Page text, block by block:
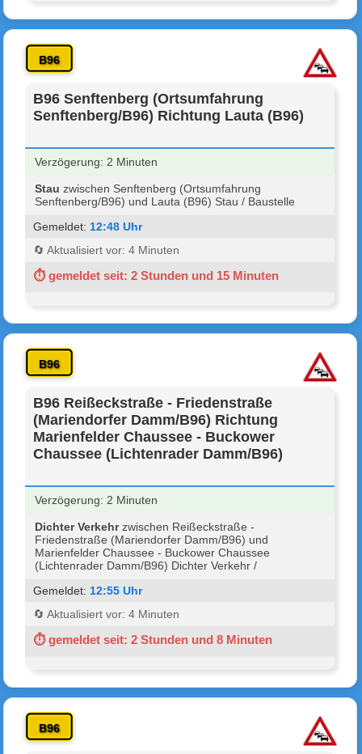
B96
B96 Senftenberg (Ortsumfahrung
Senftenberg/B96) Richtung Lauta (B96)
Verzögerung: 2 Minuten
Stau zwischen Senftenberg (Ortsumfahrung
Senftenberg/B96) und Lauta (B96) Stau / Baustelle
Gemeldet: 12:48 Uhr
🔄 Aktualisiert vor: 4 Minuten
⏱ gemeldet seit: 2 Stunden und 15 Minuten
B96
B96 Reißeckstraße - Friedenstraße
(Mariendorfer Damm/B96) Richtung
Marienfelder Chaussee - Buckower
Chaussee (Lichtenrader Damm/B96)
Verzögerung: 2 Minuten
Dichter Verkehrzwischen Reißeckstraße -
Friedenstraße (Mariendorfer Damm/B96) und
Marienfelder Chaussee - Buckower Chaussee
(Lichtenrader Damm/B96) Dichter Verkehr /
Gemeldet: 12:55 Uhr
🔄 Aktualisiert vor: 4 Minuten
⏱ gemeldet seit: 2 Stunden und 8 Minuten
B96